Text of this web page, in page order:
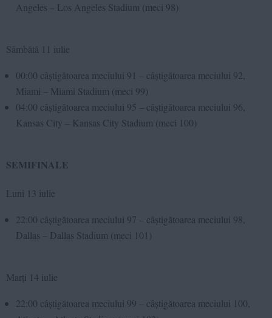
Angeles – Los Angeles Stadium (meci 98)
Sâmbătă 11 iulie
00:00 câștigătoarea meciului 91 – câștigătoarea meciului 92,
Miami – Miami Stadium (meci 99)
04:00 câștigătoarea meciului 95 – câștigătoarea meciului 96,
Kansas City – Kansas City Stadium (meci 100)
SEMIFINALE
Luni 13 iulie
22:00 câștigătoarea meciului 97 – câștigătoarea meciului 98,
Dallas – Dallas Stadium (meci 101)
Marți 14 iulie
22:00 câștigătoarea meciului 99 – câștigătoarea meciului 100,